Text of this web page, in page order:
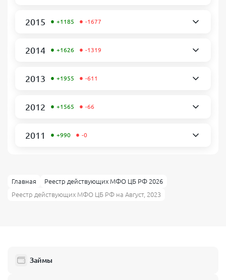
2015 • +1185 • -1677
2014 • +1626 • -1319
2013 • +1955 • -611
2012 • +1565 • -66
2011 • +990 • -0
Главная
Реестр действующих МФО ЦБ РФ 2026
Реестр действующих МФО ЦБ РФ на Август, 2023
Займы